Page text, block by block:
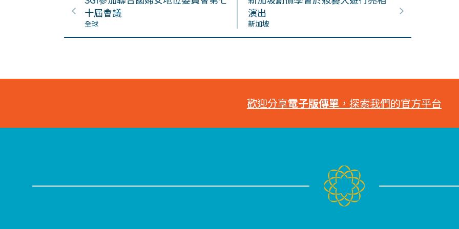
十屆會議
全球
演出
新加坡
歡迎分享電子版傳單 ，探索我們的官方平台